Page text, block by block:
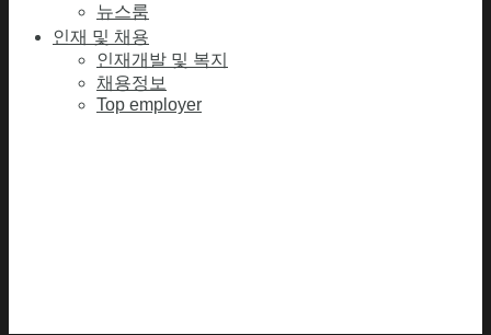
뉴스룸
인재 및 채용
인재개발 및 복지
채용정보
Top employer